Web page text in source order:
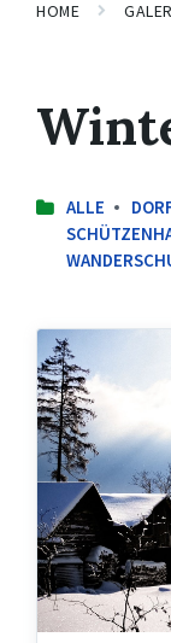
HOME
ALLE
Wandern
Bontkirchen
Sauerland
Winter